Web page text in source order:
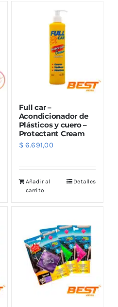
Full car –
Acondicionador de
Plásticos y cuero –
Protectant Cream
$6.691,00
Añadir al
carrito
Detalles